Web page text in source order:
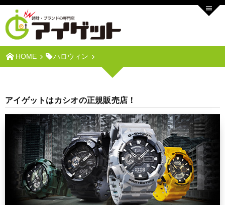
HOME ハロウィン
アイゲットはカシオの正規販売店！